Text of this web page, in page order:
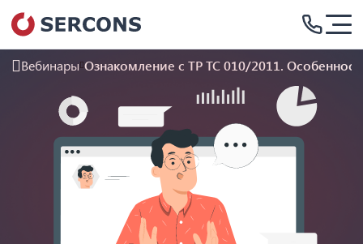
Вебинары Ознакомление с ТР ТС 010/2011.